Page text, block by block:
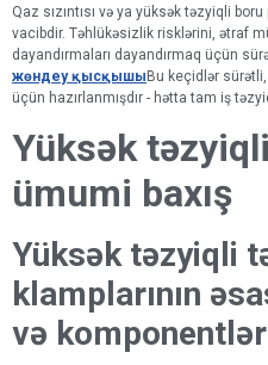
Qaz sızıntısı və ya yüksək təzyiqli
vacibdir. Təhlükəsizlik risklərini, ətraf
dayandırmaları dayandırmaq üçün
жөндеу қысқышыBu keçidlər
üçün hazırlanmışdır - hətta tam iş
Yüksək
ümumi baxış
Yüksək təzyiqli
klamplarının
və